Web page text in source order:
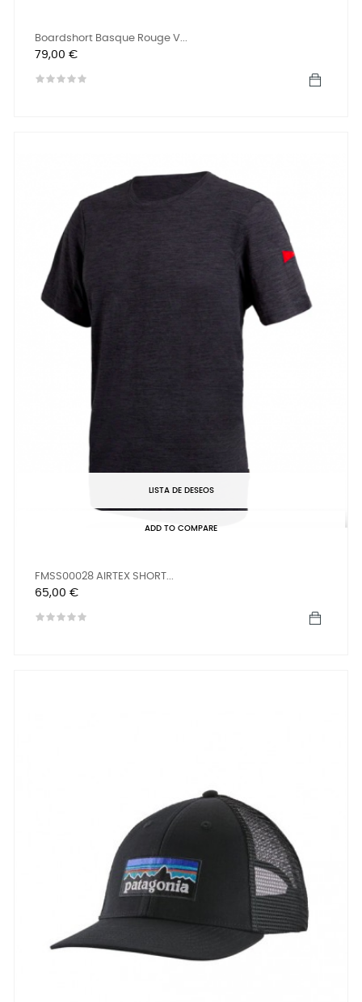
Boardshort Basque Rouge V...
Precio
79,00 €
LISTA DE DESEOS
ADD TO COMPARE
FMSS00028 AIRTEX SHORT...
Precio
65,00 €